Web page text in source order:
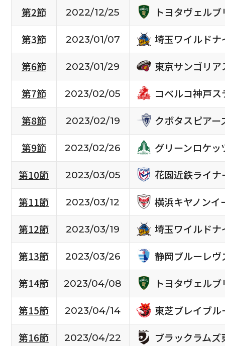
第2節
2022/12/25
トヨタヴェル
第3節
2023/01/07
埼玉ワイルドナ
第6節
2023/01/29
東京サンゴリア
第7節
2023/02/05
コベルコ神戸
第8節
2023/02/19
クボタスピア
第9節
2023/02/26
グリーンロケッ
第10節
2023/03/05
花園近鉄ライナ
第11節
2023/03/12
横浜キヤノンイ
第12節
2023/03/19
埼玉ワイルドナ
第13節
2023/03/26
静岡ブルーレヴ
第14節
2023/04/08
トヨタヴェル
第15節
2023/04/14
東芝ブレイブ
第16節
2023/04/22 ブラックラムズ